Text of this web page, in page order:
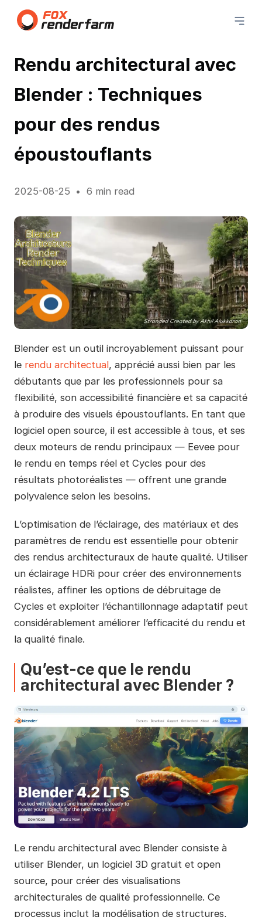
Rendu architectural avec
Blender : Techniques
pour des rendus
époustouflants
2025-08-25 6 min read
Blender est un outil incroyablement puissant pour
le rendu architectual, apprécié aussi bien par les
débutants que par les professionnels pour sa
flexibilité, son accessibilité financière et sa capacité
à produire des visuels époustouflants. En tant que
logiciel open source, il est accessible à tous, et ses
deux moteurs de rendu principaux — Eevee pour
le rendu en temps réel et Cycles pour des
résultats photoréalistes — offrent une grande
polyvalence selon les besoins.
L’optimisation de l’éclairage, des matériaux et des
paramètres de rendu est essentielle pour obtenir
des rendus architecturaux de haute qualité. Utiliser
un éclairage HDRi pour créer des environnements
réalistes, affiner les options de débruitage de
Cycles et exploiter l’échantillonnage adaptatif peut
considérablement améliorer l’efficacité du rendu et
la qualité finale.
Qu’est-ce que le rendu
architectural avec Blender ?
Le rendu architectural avec Blender consiste à
utiliser Blender, un logiciel 3D gratuit et open
source, pour créer des visualisations
architecturales de qualité professionnelle. Ce
processus inclut la modélisation de structures,